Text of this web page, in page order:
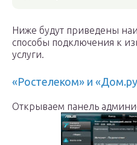
Ниже будут приведены
способы подключения к
услуги.
«Ростелеком» и
Открываем панель